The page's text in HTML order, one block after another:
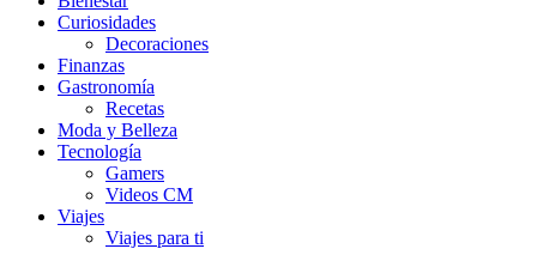
Curiosidades
Decoraciones
Finanzas
Gastronomía
Recetas
Moda y Belleza
Tecnología
Gamers
Videos CM
Viajes
Viajes para ti